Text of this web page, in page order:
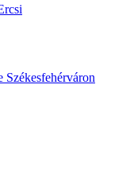
Székesfehérváron